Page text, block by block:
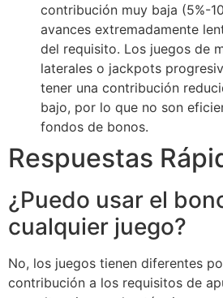
contribución muy baja (5%-
avances extremadamente
del requisito. Los juegos de
laterales o jackpots
tener una contribución
bajo, por lo que no son
fondos de bonos.
Respuestas
¿Puedo usar el
cualquier juego?
No, los juegos tienen diferentes
contribución a los requisitos de